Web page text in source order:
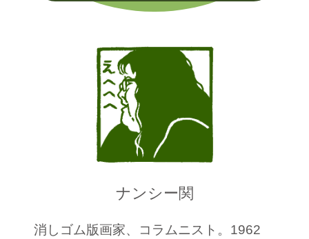
ナンシー関
消しゴム版画家、コラムニスト。1962